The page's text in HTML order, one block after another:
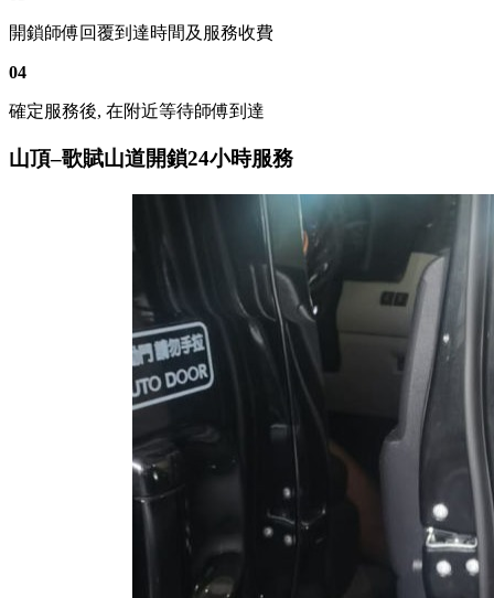
開鎖師傅回覆到達時間及服務收費
04
確定服務後, 在附近等待師傅到達
山頂–歌賦山道開鎖24小時服務